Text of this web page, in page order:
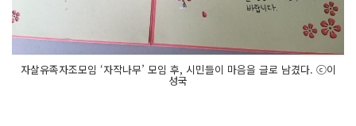
자살유족자조모임 ‘자작나무’ 모임 후, 시민들이 마음을 글로 남겼다. ⓒ이
성국